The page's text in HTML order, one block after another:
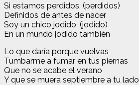
Si estamos perdidos, (perdidos)
Definidos de antes de nacer
Soy un chico jodido, (jodido)
En un mundo jodido también
Lo que daría porque vuelvas
Tumbarme a fumar en tus piernas
Que no se acabe el verano
Y que se muera septiembre a tu lado